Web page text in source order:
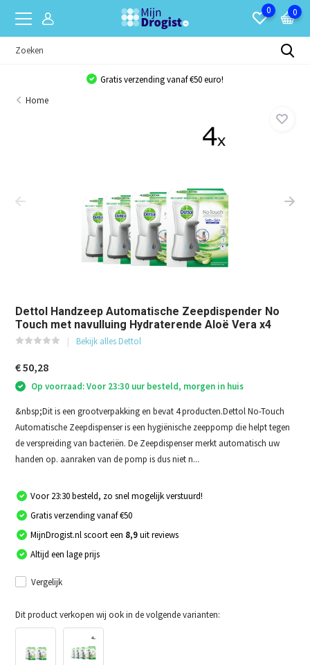
0 0
Gratis verzending vanaf €50 euro!
Home
Dettol Handzeep Automatische Zeepdispender No
Touch met navulluing Hydraterende Aloë Vera x4
Bekijk alles Dettol
€ 50,28
Op voorraad: Voor 23:30 uur besteld, morgen in huis
&nbsp;Dit is een grootverpakking en bevat 4 producten.Dettol No-Touch
Automatische Zeepdispenser is een hygiënische zeeppomp die helpt tegen
de verspreiding van bacteriën. De Zeepdispenser merkt automatisch uw
handen op. aanraken van de pomp is dus niet n...
Voor 23:30 besteld, zo snel mogelijk verstuurd!
Gratis verzending vanaf €50
MijnDrogist.nl scoort een 8,9uit reviews
Altijd een lage prijs
Vergelijk
Dit product verkopen wij ook in de volgende varianten: